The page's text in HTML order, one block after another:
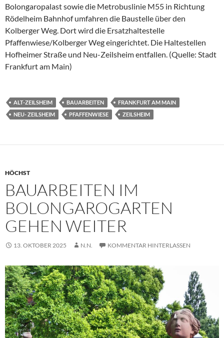
Bolongaropalast sowie die Metrobuslinie M55 in Richtung
Rödelheim Bahnhof umfahren die Baustelle über den
Kolberger Weg. Dort wird die Ersatzhaltestelle
Pfaffenwiese/Kolberger Weg eingerichtet. Die Haltestellen
Hofheimer Straße und Neu-Zeilsheim entfallen. (Quelle: Stadt
Frankfurt am Main)
ALT-ZEILSHEIM BAUARBEITEN
FRANKFURT AM MAIN
NEU- ZEILSHEIM
PFAFFENWIESE ZEILSHEIM
HÖCHST
BAUARBEITEN IM
BOLONGAROGARTEN
GEHEN WEITER
13. OKTOBER 2025 N.N. KOMMENTAR HINTERLASSEN